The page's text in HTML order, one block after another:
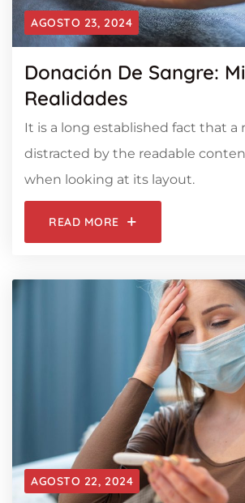
AGOSTO 23, 2024
Donación De Sangre:
Realidades
It is a long established fact that a
distracted by the readable
when looking at its layout.
READ MORE
AGOSTO 22, 2024